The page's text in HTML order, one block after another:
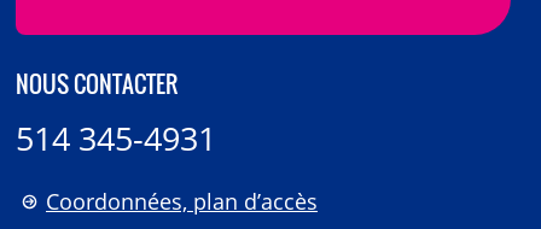
NOUS CONTACTER
514 345-4931
Coordonnées, plan d’accès